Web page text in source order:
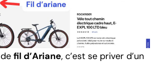
fil d’Ariane, c’est se priver d’un